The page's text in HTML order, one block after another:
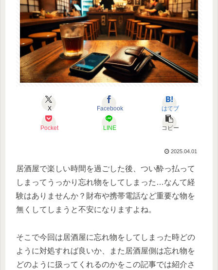
X Facebook はてブ
Pocket LINE コピー
2025.04.01
居酒屋で楽しい時間を過ごした後、つい酔っ払って
しまってうっかり忘れ物をしてしまった…なんて経
験はありませんか？ 財布や携帯電話など重要な物を
無くしてしまうと不安になりますよね。
そこで今回は居酒屋に忘れ物をしてしまった時どの
ように対処すれば良いか、
また居酒屋側は忘れ物を
どのように扱ってくれるのかをこの記事では紹介さ